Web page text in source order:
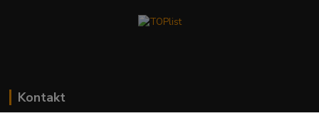
Kontakt